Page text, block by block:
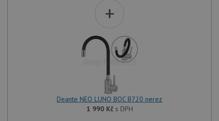
+
Deante NEO LUNO BOC B720 nerez
1 990 Kčs DPH